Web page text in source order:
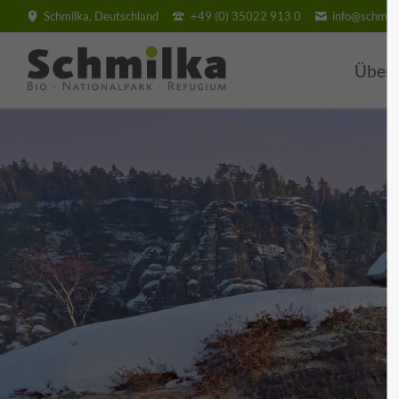
Schmilka, Deutschland +49 (0) 35022 913 0
BIO
SUCHEN